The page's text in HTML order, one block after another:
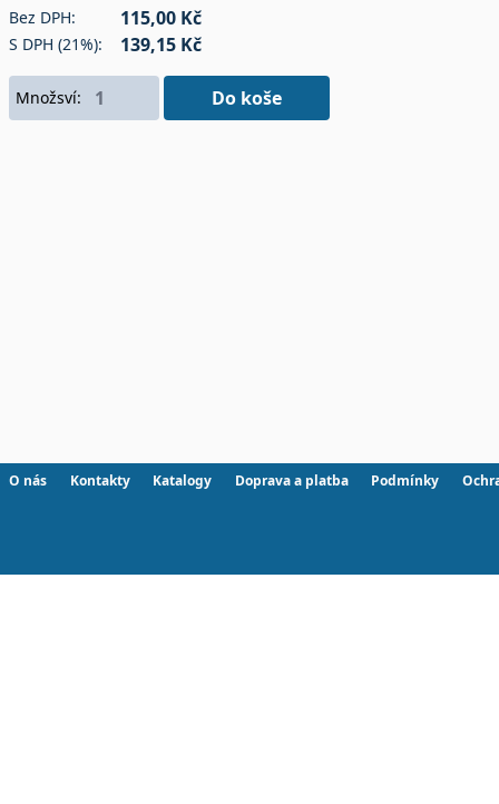
Bez DPH: 115,00 Kč
S DPH (21%): 139,15 Kč
Množsví: Do koše
O nás Kontakty Katalogy Doprava a platba Podmínky